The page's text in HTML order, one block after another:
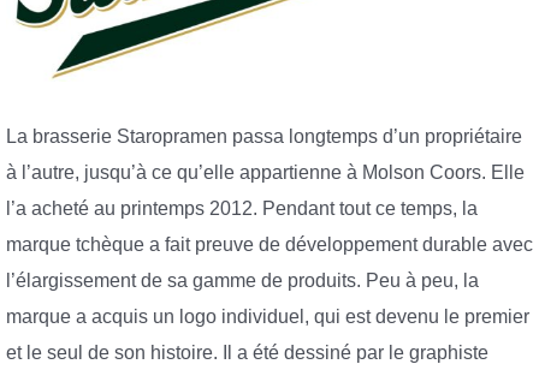
La brasserie Staropramen passa longtemps d’un propriétaire
à l’autre, jusqu’à ce qu’elle appartienne à Molson Coors. Elle
l’a acheté au printemps 2012. Pendant tout ce temps, la
marque tchèque a fait preuve de développement durable avec
l’élargissement de sa gamme de produits. Peu à peu, la
marque a acquis un logo individuel, qui est devenu le premier
et le seul de son histoire. Il a été dessiné par le graphiste